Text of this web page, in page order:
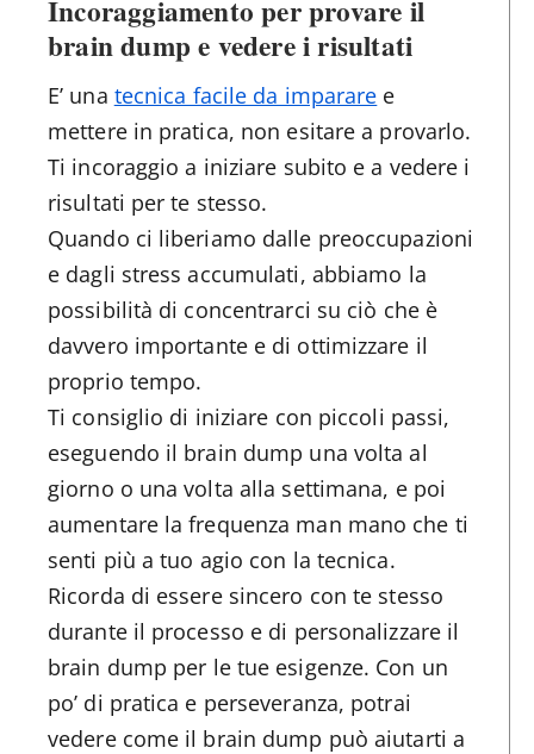
Incoraggiamento per provare il
brain dump e vedere i risultati
E’ una tecnica facile da imparare e
mettere in pratica, non esitare a provarlo.
Ti incoraggio a iniziare subito e a vedere i
risultati per te stesso.
Quando ci liberiamo dalle preoccupazioni
e dagli stress accumulati, abbiamo la
possibilità di concentrarci su ciò che è
davvero importante e di ottimizzare il
proprio tempo.
Ti consiglio di iniziare con piccoli passi,
eseguendo il brain dump una volta al
giorno o una volta alla settimana, e poi
aumentare la frequenza man mano che ti
senti più a tuo agio con la tecnica.
Ricorda di essere sincero con te stesso
durante il processo e di personalizzare il
brain dump per le tue esigenze. Con un
po’ di pratica e perseveranza, potrai
vedere come il brain dump può aiutarti a